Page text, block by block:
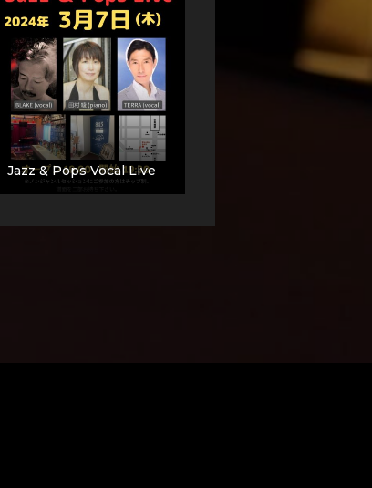
Jazz & Pops Vocal Live